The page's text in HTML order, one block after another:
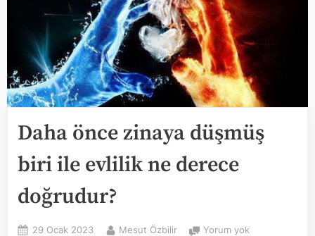
Daha önce zinaya düşmüş
biri ile evlilik ne derece
doğrudur?
Posted
29 Ocak 2023 By
Mesut Özbilir Yorum yok